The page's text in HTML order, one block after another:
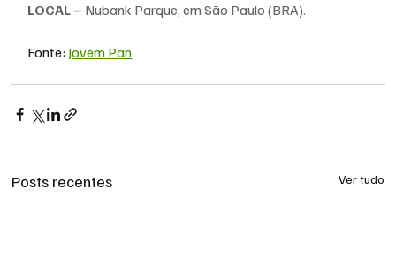
LOCAL – Nubank Parque, em São Paulo (BRA).
Fonte: Jovem Pan
Posts recentes Ver tudo